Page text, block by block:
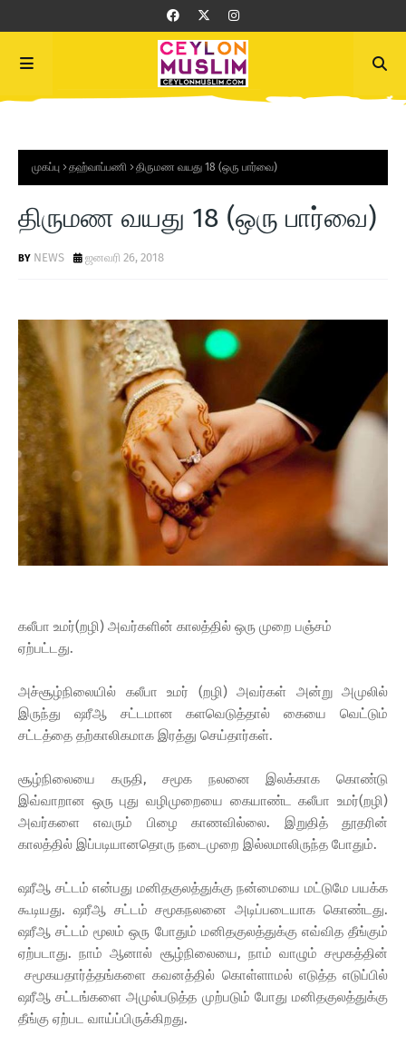
முகப்பு தஹ்வாப்பணி திருமண வயது 18 (ஒரு பார்வை)
திருமண வயது 18 (ஒரு பார்வை)
NEWS ஜனவரி 26, 2018
கலீபா உமர்(றழி) அவர்களின் காலத்தில் ஒரு முறை பஞ்சம்
ஏற்பட்டது.
அச்சூழ்நிலையில் கலீபா உமர் (றழி) அவர்கள் அன்று அமுலில்
இருந்து ஷரீஆ சட்டமான களவெடுத்தால் கையை வெட்டும்
சட்டத்தை தற்காலிகமாக இரத்து செய்தார்கள்.
சூழ்நிலையை கருதி, சமூக நலனை இலக்காக கொண்டு
இவ்வாறான ஒரு புது வழிமுறையை கையாண்ட கலீபா உமர்(றழி)
அவர்களை எவரும் பிழை காணவில்லை. இறுதித் தூதரின்
காலத்தில் இப்படியானதொரு நடைமுறை இல்லமாலிருந்த போதும்.
ஷரீஆ சட்டம் என்பது மனிதகுலத்துக்கு நன்மையை மட்டுமே பயக்க
கூடியது. ஷரீஆ சட்டம் சமூகநலனை அடிப்படையாக கொண்டது.
ஷரீஆ சட்டம் மூலம் ஒரு போதும் மனிதகுலத்துக்கு எவ்வித தீங்கும்
ஏற்படாது. நாம் ஆனால் சூழ்நிலையை, நாம் வாழும் சமூகத்தின்
சமூகயதார்த்தங்களை கவனத்தில் கொள்ளாமல் எடுத்த எடுப்பில்
ஷரீஆ சட்டங்களை அமுல்படுத்த முற்படும் போது மனிதகுலத்துக்கு
தீங்கு ஏற்பட வாய்ப்பிருக்கிறது.